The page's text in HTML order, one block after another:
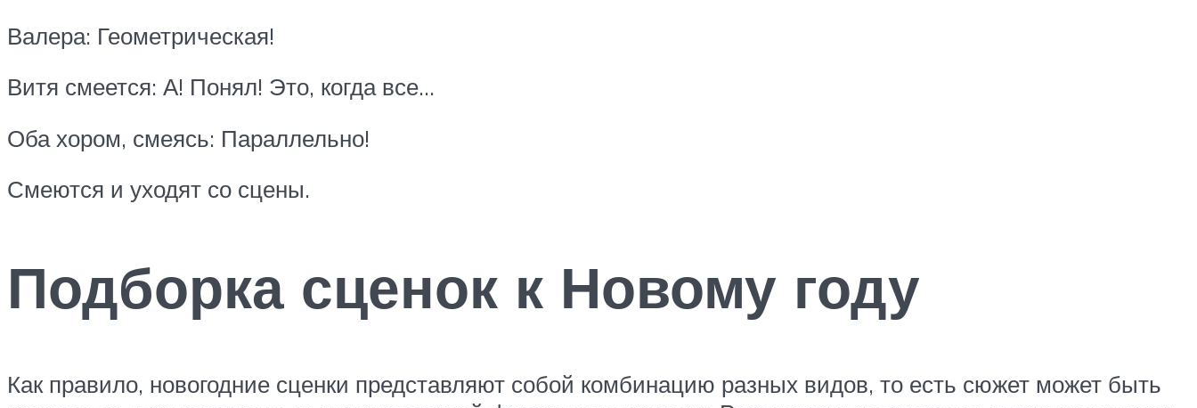
Валера: Геометрическая!
Витя смеется: А! Понял! Это, когда все…
Оба хором, смеясь: Параллельно!
Смеются и уходят со сцены.
Подборка сценок к Новому году
Как правило, новогодние сценки представляют собой комбинацию разных видов, то есть сюжет может быть